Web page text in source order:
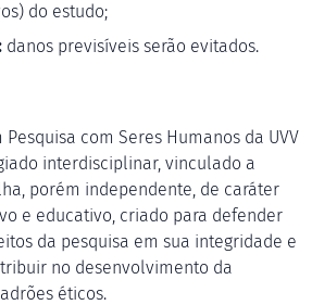
do estudo;
danos previsíveis serão evitados.
Pesquisa com Seres Humanos da UVV
interdisciplinar, vinculado a
porém independente, de caráter
e educativo, criado para defender
da pesquisa em sua integridade e
no desenvolvimento da
éticos.